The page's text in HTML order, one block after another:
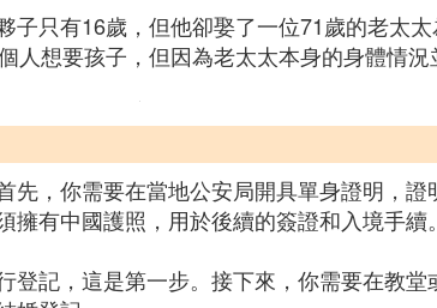
只有16歲，但他卻娶了一位71歲的老太
人想要孩子，但因為老太太本身的身體情
，你需要在當地公安局開具單身證明，
有中國護照，用於後續的簽證和入境手續。
記，這是第一步。接下來，你需要在教